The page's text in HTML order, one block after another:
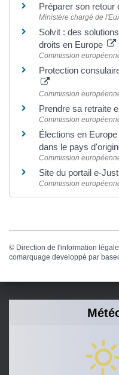
Préparer son retour
Ministère chargé de
Solvit : des
droits en Europe
Commission
Protection
Commission
Prendre sa retraite
Commission
Élections en
dans le pays
Commission
Site du portail e-
Commission
© Direction de l'information
comarquage developpé par